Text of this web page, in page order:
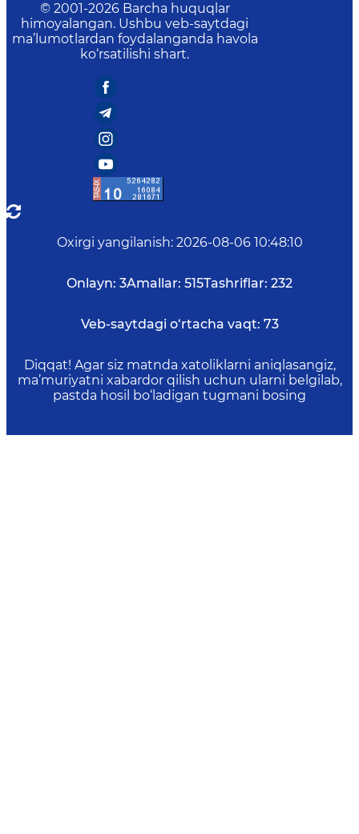
© 2001-2026 Barcha huquqlar
himoyalangan. Ushbu veb-saytdagi
ma’lumotlardan foydalanganda havola
ko‘rsatilishi shart.
Oxirgi yangilanish: 2026-08-06 10:48:10
Onlayn: 3Amallar: 515Tashriflar: 232
Veb-saytdagi o‘rtacha vaqt: 73
Diqqat! Agar siz matnda xatoliklarni aniqlasangiz,
ma’muriyatni xabardor qilish uchun ularni belgilab,
pastda hosil bo‘ladigan tugmani bosing